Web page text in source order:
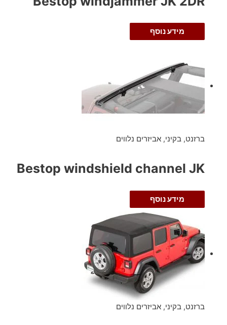
מידע נוסף
ברזנט, בקיני, אביזרים נלווים
Bestop windshield channel JK
מידע נוסף
ברזנט, בקיני, אביזרים נלווים